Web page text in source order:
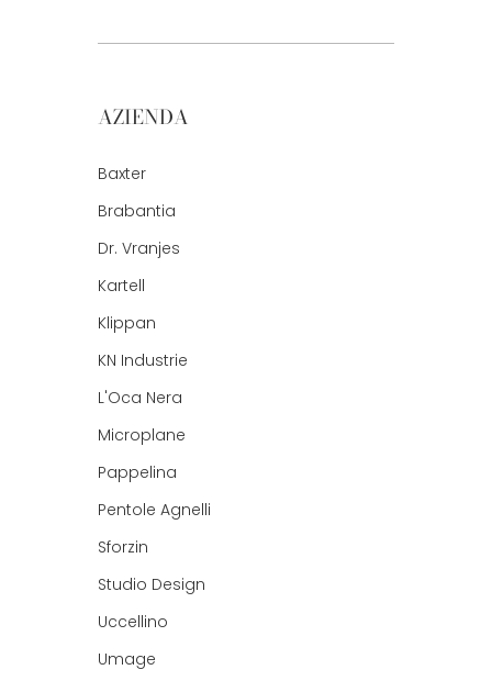
AZIENDA
Baxter
Brabantia
Dr. Vranjes
Kartell
Klippan
KN Industrie
L'Oca Nera
Microplane
Pappelina
Pentole Agnelli
Sforzin
Studio Design
Uccellino
Umage